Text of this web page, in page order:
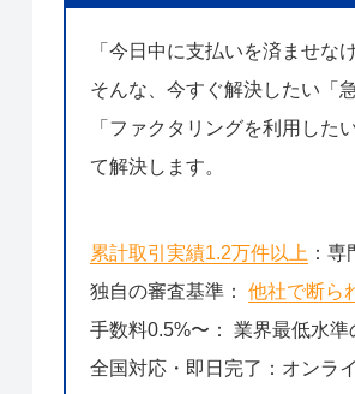
「今日中に支払いを済ませ
そんな、今すぐ解決したい「
「ファクタリングを利用し
て解決します。
累計取引実績1.2万件以上 ：
独自の審査基準： 他社で断ら
手数料0.5%〜： 業界最低水
全国対応・即日完了：オンラ